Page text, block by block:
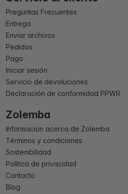
Preguntas Frecuentes
Entrega
Enviar archivos
Pedidos
Pago
Iniciar sesión
Servicio de devoluciones
Declaración de conformidad PPWR
Zolemba
Informacion acerca de Zolemba
Términos y condiciones
Sostenibilidad
Política de privacidad
Contacto
Blog